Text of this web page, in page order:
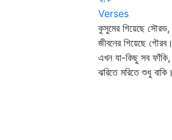
Verses
কুসুমের গিয়েছে সৌরভ,
জীবনের গিয়েছে গৌরব।
এখন যা-কিছু সব ফাঁকি,
ঝরিতে মরিতে শুধু বাকি।